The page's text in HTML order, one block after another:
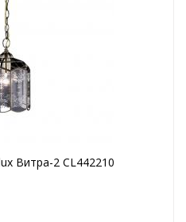
Витра-2 CL442210